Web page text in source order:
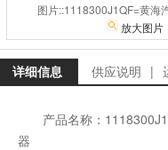
图片::1118300J1QF=黄海
放大图片
详细信息 供应说明 |
产品名称：
器